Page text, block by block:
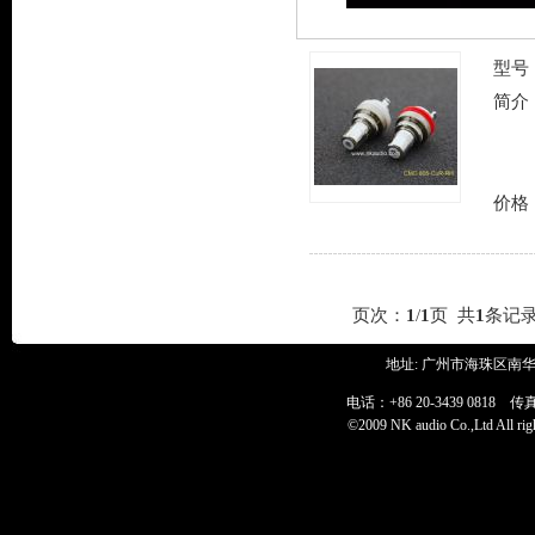
型号
简介
价格
页次： 1/1页 共1条记
地址: 广州市海珠区南
电话：+86 20-3439 0818 传
©2009 NK audio Co.,Ltd All